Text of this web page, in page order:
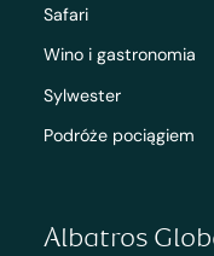
Safari
Wino i gastronomia
Sylwester
Podróże pociągiem
Albatros